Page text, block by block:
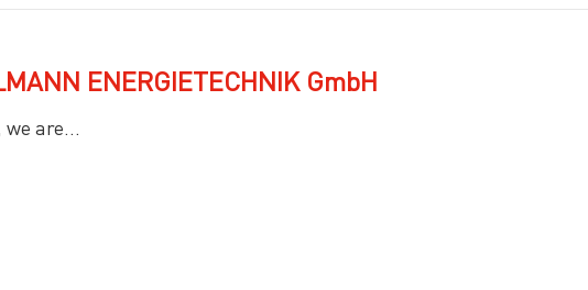
ENERGIETECHNIK GmbH
we are...